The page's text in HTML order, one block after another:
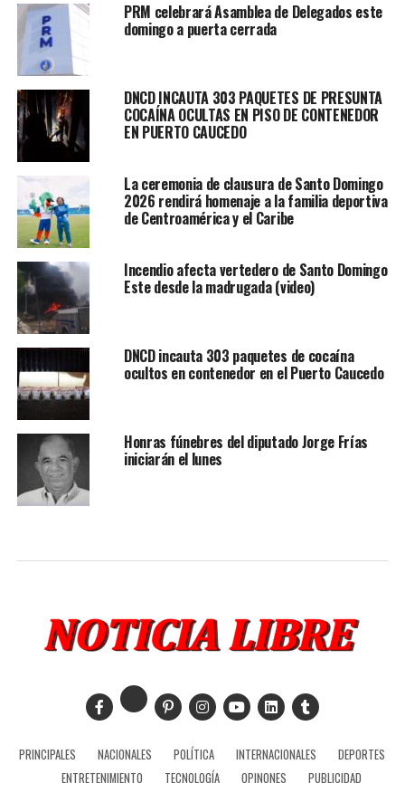
PRM celebrará Asamblea de Delegados este
domingo a puerta cerrada
DNCD INCAUTA 303 PAQUETES DE PRESUNTA
COCAÍNA OCULTAS EN PISO DE CONTENEDOR
EN PUERTO CAUCEDO
La ceremonia de clausura de Santo Domingo
2026 rendirá homenaje a la familia deportiva
de Centroamérica y el Caribe
Incendio afecta vertedero de Santo Domingo
Este desde la madrugada (video)
DNCD incauta 303 paquetes de cocaína
ocultos en contenedor en el Puerto Caucedo
Honras fúnebres del diputado Jorge Frías
iniciarán el lunes
PRINCIPALES NACIONALES POLÍTICA INTERNACIONALES
DEPORTES
ENTRETENIMIENTO
TECNOLOGÍA OPINONES PUBLICIDAD